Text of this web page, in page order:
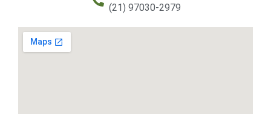
(21) 97030-2979